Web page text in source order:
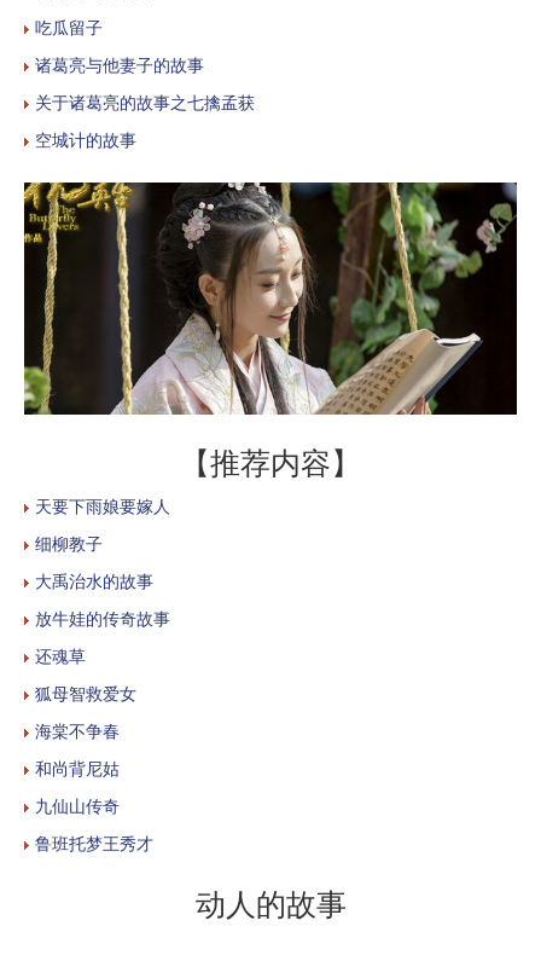
吃瓜留子
诸葛亮与他妻子的故事
关于诸葛亮的故事之七擒孟获
空城计的故事
【推荐内容】
天要下雨娘要嫁人
细柳教子
大禹治水的故事
放牛娃的传奇故事
还魂草
狐母智救爱女
海棠不争春
和尚背尼姑
九仙山传奇
鲁班托梦王秀才
动人的故事